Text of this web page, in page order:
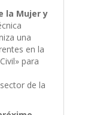
la Mujer y
una
en la
para
de la